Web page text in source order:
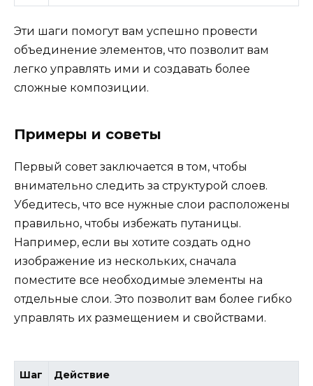
Эти шаги помогут вам успешно провести
объединение элементов, что позволит вам
легко управлять ими и создавать более
сложные композиции.
Примеры и советы
Первый совет заключается в том, чтобы
внимательно следить за структурой слоев.
Убедитесь, что все нужные слои расположены
правильно, чтобы избежать путаницы.
Например, если вы хотите создать одно
изображение из нескольких, сначала
поместите все необходимые элементы на
отдельные слои. Это позволит вам более гибко
управлять их размещением и свойствами.
Шаг Действие